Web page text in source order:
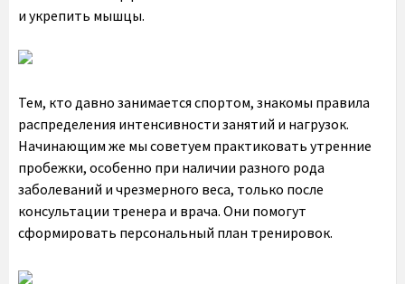
и укрепить мышцы.
Тем, кто давно занимается спортом, знакомы правила
распределения интенсивности занятий и нагрузок.
Начинающим же мы советуем практиковать утренние
пробежки, особенно при наличии разного рода
заболеваний и чрезмерного веса, только после
консультации тренера и врача. Они помогут
сформировать персональный план тренировок.